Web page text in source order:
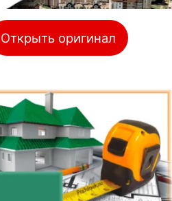
Открыть оригинал